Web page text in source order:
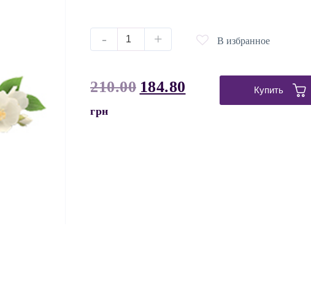
- + В избранное
210.00 184.80
грн
Купить